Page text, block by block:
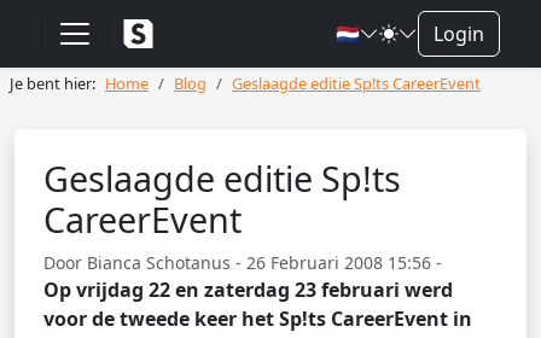
🇳🇱 Login
Je bent hier: Home Blog Geslaagde editie Sp!ts CareerEvent
Geslaagde editie Sp!ts
CareerEvent
Door Bianca Schotanus - 26 Februari 2008 15:56 -
Op vrijdag 22 en zaterdag 23 februari werd
voor de tweede keer het Sp!ts CareerEvent in